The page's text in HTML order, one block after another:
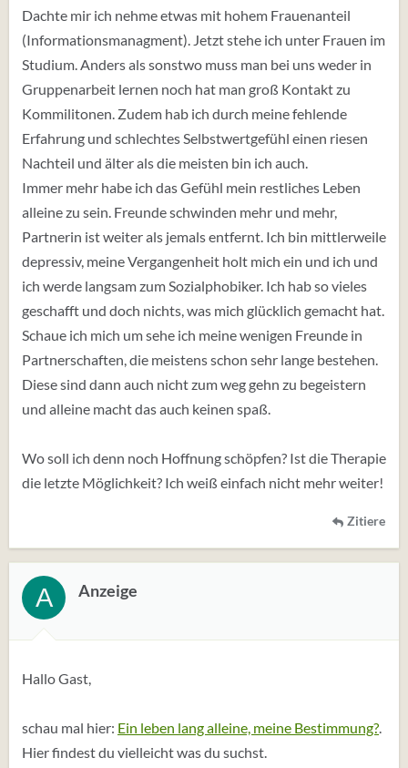
Dachte mir ich nehme etwas mit hohem Frauenanteil
(Informationsmanagment). Jetzt stehe ich unter Frauen im
Studium. Anders als sonstwo muss man bei uns weder in
Gruppenarbeit lernen noch hat man groß Kontakt zu
Kommilitonen. Zudem hab ich durch meine fehlende
Erfahrung und schlechtes Selbstwertgefühl einen riesen
Nachteil und älter als die meisten bin ich auch.
Immer mehr habe ich das Gefühl mein restliches Leben
alleine zu sein. Freunde schwinden mehr und mehr,
Partnerin ist weiter als jemals entfernt. Ich bin mittlerweile
depressiv, meine Vergangenheit holt mich ein und ich und
ich werde langsam zum Sozialphobiker. Ich hab so vieles
geschafft und doch nichts, was mich glücklich gemacht hat.
Schaue ich mich um sehe ich meine wenigen Freunde in
Partnerschaften, die meistens schon sehr lange bestehen.
Diese sind dann auch nicht zum weg gehn zu begeistern
und alleine macht das auch keinen spaß.
Wo soll ich denn noch Hoffnung schöpfen? Ist die Therapie
die letzte Möglichkeit? Ich weiß einfach nicht mehr weiter!
Zitiere
A Anzeige
Hallo Gast,
schau mal hier: Ein leben lang alleine, meine Bestimmung?.
Hier findest du vielleicht was du suchst.